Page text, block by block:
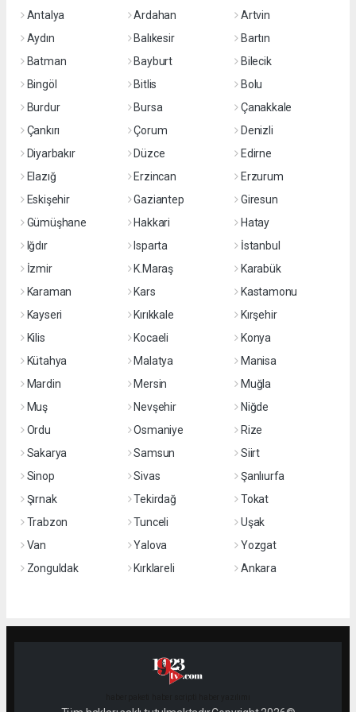
Antalya
Ardahan
Artvin
Aydın
Balıkesir
Bartın
Batman
Bayburt
Bilecik
Bingöl
Bitlis
Bolu
Burdur
Bursa
Çanakkale
Çankırı
Çorum
Denizli
Diyarbakır
Düzce
Edirne
Elazığ
Erzincan
Erzurum
Eskişehir
Gaziantep
Giresun
Gümüşhane
Hakkari
Hatay
Iğdır
Isparta
İstanbul
İzmir
K.Maraş
Karabük
Karaman
Kars
Kastamonu
Kayseri
Kırıkkale
Kırşehir
Kilis
Kocaeli
Konya
Kütahya
Malatya
Manisa
Mardin
Mersin
Muğla
Muş
Nevşehir
Niğde
Ordu
Osmaniye
Rize
Sakarya
Samsun
Siirt
Sinop
Sivas
Şanlıurfa
Şırnak
Tekirdağ
Tokat
Trabzon
Tunceli
Uşak
Van
Yalova
Yozgat
Zonguldak
Kırklareli Ankara